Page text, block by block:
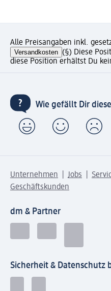
Alle Preisangaben inkl.
Versandkosten (§) Diese
diese Position erhältst Du
Wie gefällt Dir
Unternehmen Jobs
Geschäftskunden
dm & Partner
Sicherheit & Datenschutz